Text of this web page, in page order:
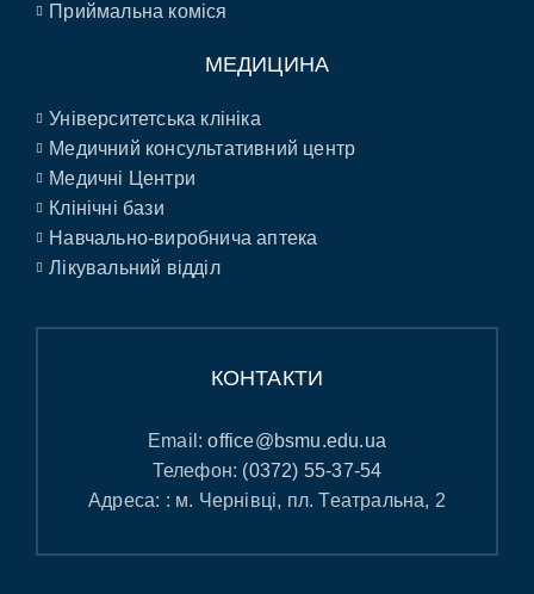
Приймальна коміся
МЕДИЦИНА
Університетська клініка
Медичний консультативний центр
Медичні Центри
Клінічні бази
Навчально-виробнича аптека
Лікувальний відділ
КОНТАКТИ
Email:office@bsmu.edu.ua
Телефон: (0372) 55-37-54
Адреса: : м. Чернівці, пл. Театральна, 2